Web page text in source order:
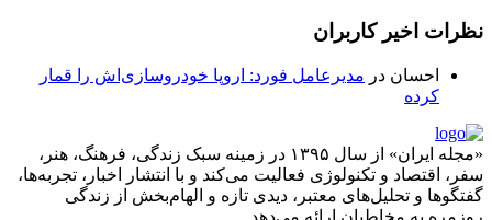
نظرات اخیر کاربران
احسان در مدیرعامل فورد: اروپا خودروسازی‌اش را قمار
کرده
«مجله ایران» از سال ۱۳۹۵ در زمینه سبک زندگی، فرهنگ، هنر،
سفر، اقتصاد و تکنولوژی فعالیت می‌کند و با انتشار اخبار، تجربه‌ها،
گفتگوها و تحلیل‌های معتبر، دیدی تازه و الهام‌بخش از زندگی
روزمره به مخاطبان ارائه می‌دهد.